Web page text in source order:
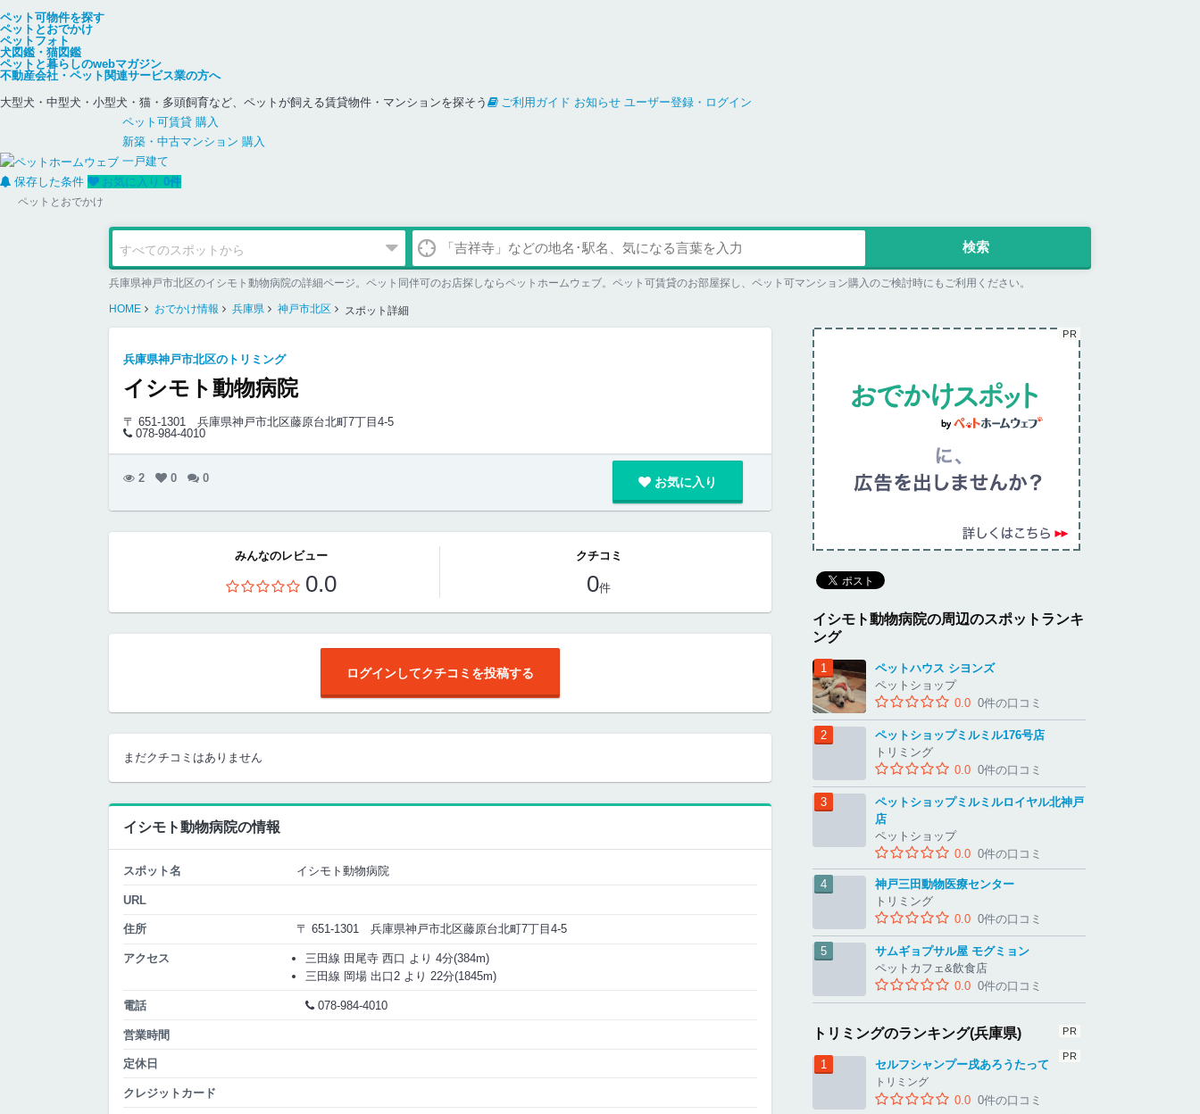
ペット可物件を探す
ペットとおでかけ
ペットフォト
犬図鑑・猫図鑑
ペットと暮らしのwebマガジン
不動産会社・ペット関連サービス業の方へ
大型犬・中型犬・小型犬・猫・多頭飼育など、ペットが飼える賃貸物件・マンションを探そう
ご利用ガイド お知らせ ユーザー登録・ログイン
ペット可賃貸 購入
新築・中古マンション 購入
一戸建て
保存した条件
お気に入り 0件
ペットとおでかけ
兵庫県神戸市北区のイシモト動物病院の詳細ページ。ペット同伴可のお店探しならペットホームウェブ。ペット可賃貸のお部屋探し、ペット可マンション購入のご検討時にもご利用ください。
HOME おでかけ情報 兵庫県 神戸市北区 スポット詳細
兵庫県神戸市北区のトリミング
イシモト動物病院
〒 651-1301
兵庫県神戸市北区藤原台北町7丁目4-5
078-984-4010
2 0 0 お気に入り
みんなのレビュー
0.0
クチコミ
0件
ログインしてクチコミを投稿する
まだクチコミはありません
イシモト動物病院の情報
スポット名 イシモト動物病院
URL
住所 〒 651-1301 兵庫県神戸市北区藤原台北町7丁目4-5
アクセス
三田線 田尾寺 西口 より 4分(384m)
三田線 岡場 出口2 より 22分(1845m)
電話 078-984-4010
営業時間
定休日
クレジットカード
イシモト動物病院の周辺のスポットランキ
ング
ペットハウス シヨンズ
ペットショップ
0.0 0件の口コミ
ペットショップミルミル176号店
トリミング
0.0 0件の口コミ
ペットショップミルミルロイヤル北神戸
店
ペットショップ
0.0 0件の口コミ
神戸三田動物医療センター
トリミング
0.0 0件の口コミ
サムギョプサル屋 モグミョン
ペットカフェ&飲食店
0.0 0件の口コミ
トリミングのランキング(兵庫県)
セルフシャンプー戌あろうたって
トリミング
0.0 0件の口コミ